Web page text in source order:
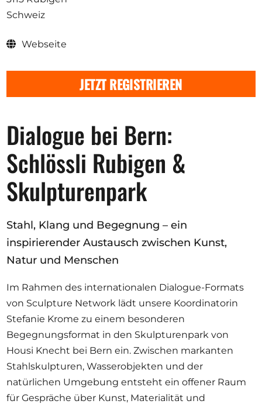
Ausschreibungen
Mitglied werden
Künstler:innen
Spenden
Help
Kontakt
Schweiz
Webseite
JETZT REGISTRIEREN
Dialogue bei Bern:
Schlössli Rubigen &
Skulpturenpark
Stahl, Klang und Begegnung – ein
inspirierender Austausch zwischen Kunst,
Natur und Menschen
Im Rahmen des internationalen Dialogue-Formats
von Sculpture Network lädt unsere Koordinatorin
Stefanie Krome zu einem besonderen
Begegnungsformat in den Skulpturenpark von
Housi Knecht bei Bern ein. Zwischen markanten
Stahlskulpturen, Wasserobjekten und der
natürlichen Umgebung entsteht ein offener Raum
für Gespräche über Kunst, Materialität und